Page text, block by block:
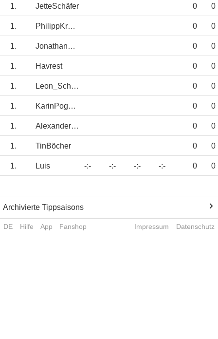
1. JetteSchäfer 0 0
1. PhilippKramer 0 0
1. JonathanSchmidt 0 0
1. Havrest 0 0
1. Leon_Schneider 0 0
1. KarinPog2907 0 0
1. Alexandergrebe 0 0
1. TinBöcher 0 0
1. Luis -:- -:- -:- -:- 0 0
Archivierte Tippsaisons
DE Hilfe App Fanshop Impressum Datenschutz